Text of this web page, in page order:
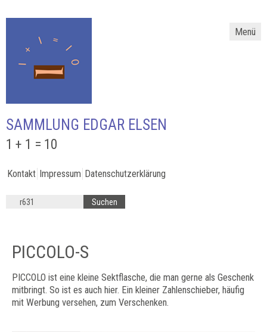
Menü
SAMMLUNG EDGAR ELSEN
1 + 1 = 10
Kontakt Impressum Datenschutzerklärung
PICCOLO-S
PICCOLO ist eine kleine Sektflasche, die man gerne als Geschenk
mitbringt. So ist es auch hier. Ein kleiner Zahlenschieber, häufig
mit Werbung versehen, zum Verschenken.